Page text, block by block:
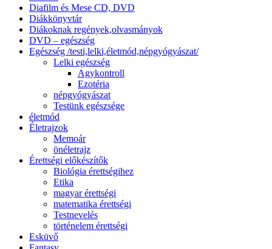
Diafilm és Mese CD, DVD
Diákkönyvtár
Diákoknak regények,olvasmányok
DVD – egészség
Egészség /testi,lelki,életmód,népgyógyászat/
Lelki egészség
Agykontroll
Ezotéria
népgyógyászat
Testünk egészsége
életmód
Életrajzok
Memoár
önéletrajz
Érettségi előkészítők
Biológia érettségihez
Etika
magyar érettségi
matematika érettségi
Testnevelés
történelem érettségi
Esküvő